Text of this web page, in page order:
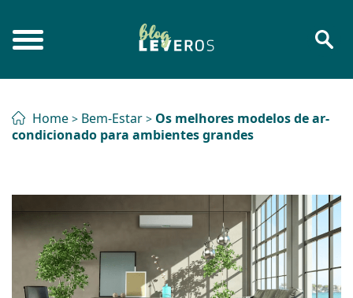
Home > Bem-Estar > Os melhores modelos de ar-
condicionado para ambientes grandes